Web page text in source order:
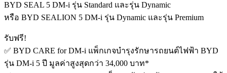
BYD SEAL 5 DM-i รุ่น Standard และรุ่น Dynamic
หรือ BYD SEALION 5 DM-i รุ่น Dynamic และรุ่น Premium
รับฟรี!
✅ BYD CARE for DM-i แพ็กเกจบำรุงรักษารถยนต์ไฟฟ้า BYD
รุ่น DM-i 5 ปี มูลค่าสูงสุดกว่า 34,000 บาท*